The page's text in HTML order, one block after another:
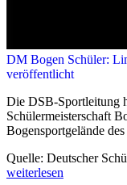
DM Bogen Schüler:
veröffentlicht
Die DSB-Sportleitung
Schülermeisterschaft
Bogensportgelände
Quelle: Deutscher
weiterlesen